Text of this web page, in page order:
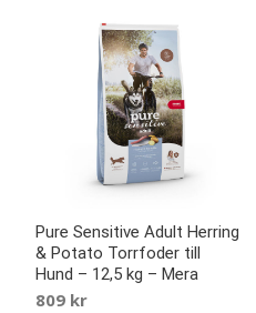
Pure Sensitive Adult Herring
& Potato Torrfoder till
Hund – 12,5 kg – Mera
809 kr